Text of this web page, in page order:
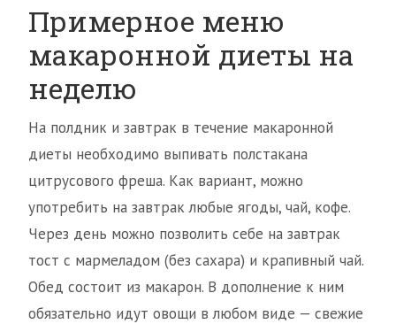
Примерное меню
макаронной диеты на
неделю
На полдник и завтрак в течение макаронной
диеты необходимо выпивать полстакана
цитрусового фреша. Как вариант, можно
употребить на завтрак любые ягоды, чай, кофе.
Через день можно позволить себе на завтрак
тост с мармеладом (без сахара) и крапивный чай.
Обед состоит из макарон. В дополнение к ним
обязательно идут овощи в любом виде — свежие